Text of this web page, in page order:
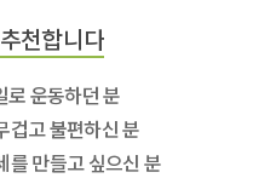
천합니다
로 운동하던 분
겁고 불편하신 분
를 만들고 싶으신 분